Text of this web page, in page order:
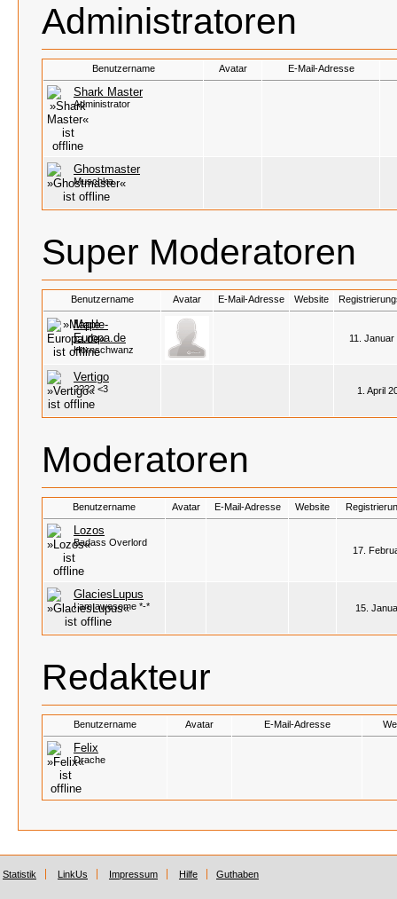
Administratoren
Benutzername Avatar E-Mail-Adresse
Shark Master
Administrator
Ghostmaster
Muschka
Super Moderatoren
Benutzername Avatar E-Mail-Adresse Website
Maple-
Europa.de
Hornschwanz
11. Januar
Vertigo
???? <3 1. April
Moderatoren
Benutzername Avatar E-Mail-Adresse Website
Lozos
Badass Overlord
17.
GlaciesLupus
I am awesome *-* 15.
Redakteur
Benutzername Avatar E-Mail-Adresse
Felix
Drache
Statistik LinkUs Impressum Hilfe Guthaben